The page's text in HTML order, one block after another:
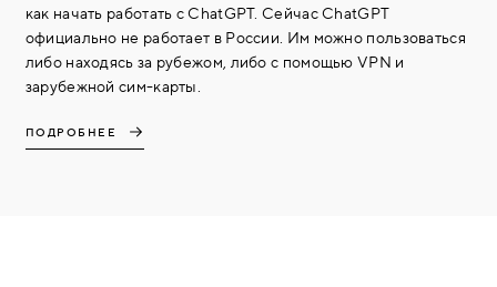
как начать работать с ChatGPT. Сейчас ChatGPT
официально не работает в России. Им можно пользоваться
либо находясь за рубежом, либо с помощью VPN и
зарубежной сим-карты.
ПОДРОБНЕЕ